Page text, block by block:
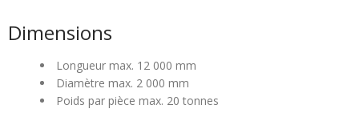
Dimensions
Longueur max. 12 000 mm
Diamètre max. 2 000 mm
Poids par pièce max. 20 tonnes